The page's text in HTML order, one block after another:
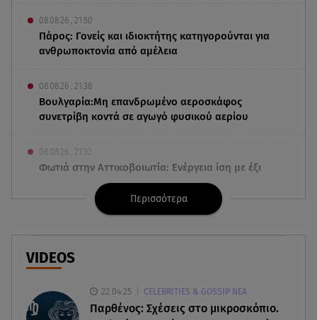
08.08.26 , 21:50
Πάρος: Γονείς και ιδιοκτήτης κατηγορούνται για
ανθρωποκτονία από αμέλεια
08.08.26 , 21:38
Βουλγαρία:Μη επανδρωμένο αεροσκάφος
συνετρίβη κοντά σε αγωγό φυσικού αερίου
08.08.26 , 21:32
Φωτιά στην Αττικοβοιωτία: Ενέργεια ίση με έξι
ατομικές βόμβες
«Ισλαμικό ΝΑΤΟ»: Πώς επηρεάζεται η Ελλάδα
Τραγωδία στην Πάρο: Νεκρό 4χρονο παιδί σε
πισίνα
Περισσότερα
VIDEOS
22.04.25 CELEBRITIES & GOSSIP ΝΕΑ
Παρθένος: Σχέσεις στο μικροσκόπιο.